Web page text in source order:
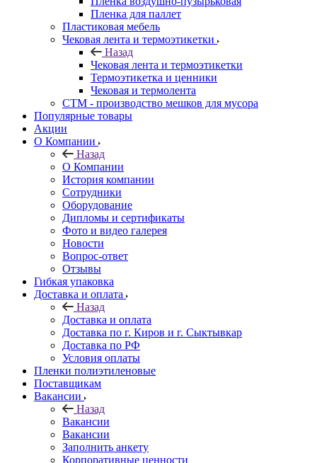
Пленка для паллет
Пластиковая мебель
Чековая лента и термоэтикетки
Назад
Чековая лента и термоэтикетки
Термоэтикетка и ценники
Чековая и термолента
СТМ - производство мешков для мусора
Популярные товары
Акции
О Компании
Назад
О Компании
История компании
Сотрудники
Оборудование
Дипломы и сертификаты
Фото и видео галерея
Новости
Вопрос-ответ
Отзывы
Гибкая упаковка
Доставка и оплата
Назад
Доставка и оплата
Доставка по г. Киров и г. Сыктывкар
Доставка по РФ
Условия оплаты
Пленки полиэтиленовые
Поставщикам
Вакансии
Назад
Вакансии
Вакансии
Заполнить анкету
Корпоративные ценности